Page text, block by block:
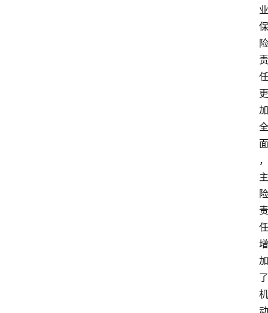
业
保
险
责
任
更
加
全
面
，
主
险
责
任
增
加
了
机
动